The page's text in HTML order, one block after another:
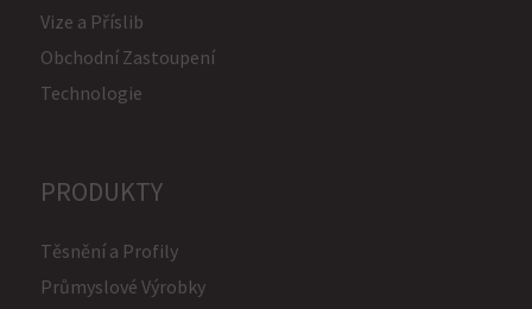
Vize a Příslib
Obchodní Zastoupení
Technologie
PRODUKTY
Těsnění a Profily
Průmyslové Výrobky